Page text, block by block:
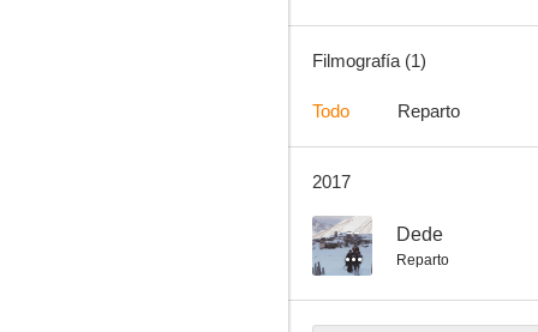
Filmografía (1)
Todo Reparto
2017
-- Dede
Reparto